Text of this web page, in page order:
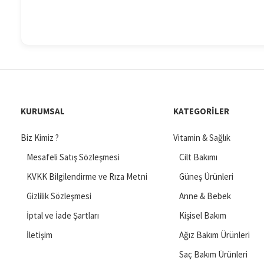
KURUMSAL
Biz Kimiz ?
Mesafeli Satış Sözleşmesi
KVKK Bilgilendirme ve Rıza Metni
Gizlilik Sözleşmesi
İptal ve İade Şartları
İletişim
KATEGORILER
Vitamin & Sağlık
Cilt Bakımı
Güneş Ürünleri
Anne & Bebek
Kişisel Bakım
Ağız Bakım Ürünleri
Saç Bakım Ürünleri